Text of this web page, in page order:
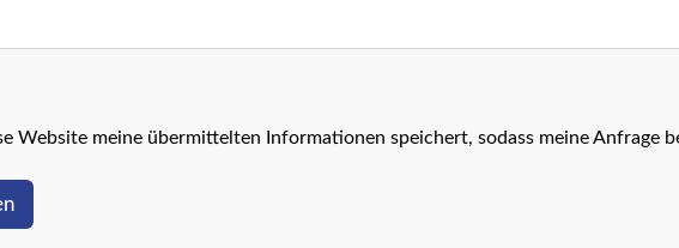
Website meine übermittelten Informationen speichert, sodass meine Anfrage